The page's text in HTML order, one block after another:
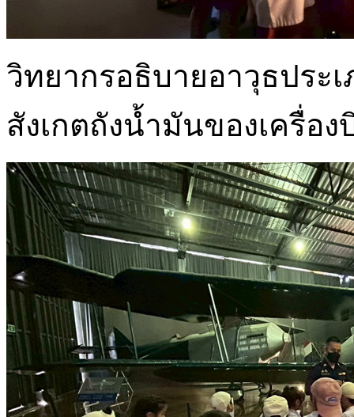
วิทยากรอธิบายอาวุธประ
สังเกตถังน้ำมันของเครื่อ